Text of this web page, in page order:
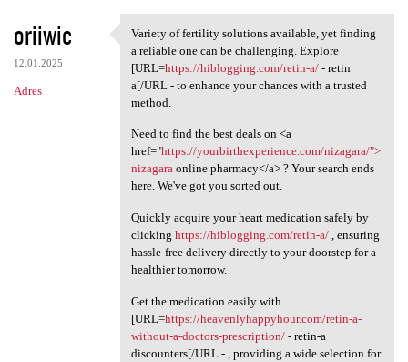
K
o
m
e
oriiwic
12.01.2025
Adres
Variety of fertility
Variety of fertility solutions available, yet finding
a reliable one can be challenging. Explore
[URL=https://hiblogging.com/retin-a/- retin
a[/URL - to enhance your chances with a trusted
method.
Need to find the best deals on <a
href="https://yourbirthexperience.com/nizagara/">
nizagaraonline pharmacy</a> ? Your search ends
here. We've got you sorted out.
Quickly acquire your heart medication safely by
clicking https://hiblogging.com/retin-a/, ensuring
hassle-free delivery directly to your doorstep for a
healthier tomorrow.
Get the medication easily with
[URL=https://heavenlyhappyhour.com/retin-a-
without-a-doctors-prescription/- retin-a
discounters[/URL - , providing a wide selection for